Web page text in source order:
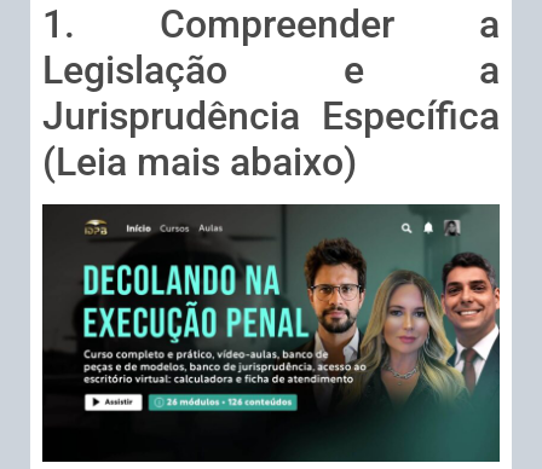
1. Compreender a
Legislação e a
Jurisprudência Específica
(Leia mais abaixo)